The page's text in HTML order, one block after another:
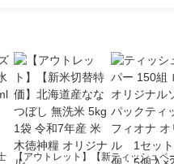
【アウトレット】【新ティッシュペ